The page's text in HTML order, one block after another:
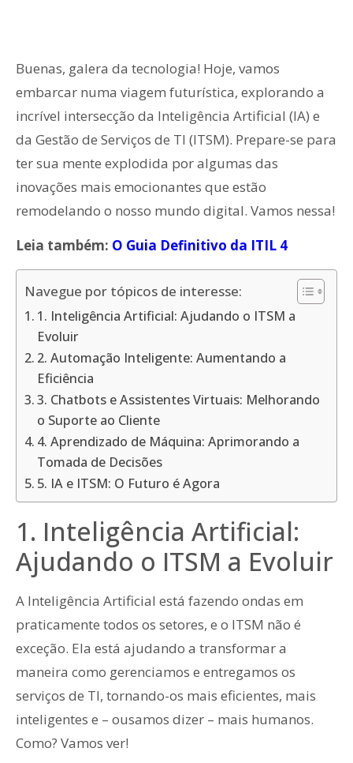
Buenas, galera da tecnologia! Hoje, vamos
embarcar numa viagem futurística, explorando a
incrível intersecção da Inteligência Artificial (IA) e
da Gestão de Serviços de TI (ITSM). Prepare-se para
ter sua mente explodida por algumas das
inovações mais emocionantes que estão
remodelando o nosso mundo digital. Vamos nessa!
Leia também: O Guia Definitivo da ITIL 4
Navegue por tópicos de interesse:
1. Inteligência Artificial: Ajudando o ITSM a
Evoluir
2. Automação Inteligente: Aumentando a
Eficiência
3. Chatbots e Assistentes Virtuais: Melhorando
o Suporte ao Cliente
4. Aprendizado de Máquina: Aprimorando a
Tomada de Decisões
5. IA e ITSM: O Futuro é Agora
1. Inteligência Artificial:
Ajudando o ITSM a Evoluir
A Inteligência Artificial está fazendo ondas em
praticamente todos os setores, e o ITSM não é
exceção. Ela está ajudando a transformar a
maneira como gerenciamos e entregamos os
serviços de TI, tornando-os mais eficientes, mais
inteligentes e – ousamos dizer – mais humanos.
Como? Vamos ver!